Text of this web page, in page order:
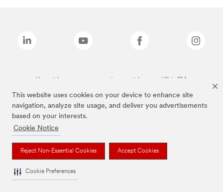
This website uses cookies on your device to enhance site
navigation, analyze site usage, and deliver you advertisements
based on your interests.
Cookie Notice
Reject Non-Essential Cookies Accept Cookies
Cookie Preferences
Varumärken som anges ovan är varumärken som tillhör 3M.